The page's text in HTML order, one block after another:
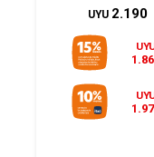
UYU 2.190